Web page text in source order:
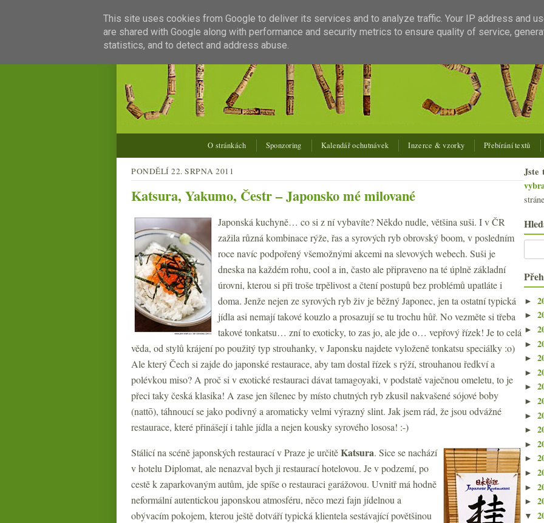
O stránkách Sponzoring Kalendář ochutnávek Inzerce & vzorky Přebírání textů
PONDĚLÍ 22. SRPNA 2011
Katsura, Yakumo, Čestr – Japonsko mé milované
Japonská kuchyně… co si z ní vybavíte? Někdo nudle, většina suši. I v ČR
zažila různá kombinace rýže, řas a syrových ryb obrovský boom, v posledním
roce navíc podpořený všemožnými akcemi na slevových webech. Suši je
dneska na každém rohu, cool a in, často ale připraveno na té úplně základní
úrovni, kterou si při troše trpělivost a čtení postupů bez problémů upatláte i
doma. Jenže nejen ze syrových ryb živ je běžný Japonec, jen ta ostatní typická
jídla asi nemají takové kouzlo a prosazují se tu trochu hůř. No vezměte si třeba
takové tonkatsu… zní to exoticky, to zas jo, ale jde o… vepřový řízek! Je to celá
věda, od stylů krájení po použitý typ strouhanky, v Japonsku najdete vyloženě tonkatsu speciálky :o)
Ale který Čech si zajde do japonské restaurace, aby tam dostal řízek s rýží, strouhanou ředkví a
polévkou miso? A proč si v exotické restauraci dávat tamagoyaki, v podstatě vaječnou omeletu, to je
přeci taky česká klasika! A zase jen šílenec by místo chutných ryb zkusil nakvašené sójové boby
(nattō), táhnoucí se jako podivný a aromaticky velmi výrazný slint. Jak jsem rád, že jsou odvážné
restaurace, které přinášejí i tahle jídla a nejen kousky syrového lososa! :-)
Stálicí na scéně japonských restaurací v Praze je určitěKatsura. Sice se nachází
v hotelu Diplomat, ale nenazval bych ji restaurací hotelovou. Je v podzemí, po
cestě k zaparkovaným autům, jde spíše o restauraci garážovou. Uvnitř má hodně
neformální autentickou japonskou atmosféru, něco mezi fajn jídelnou a
obývacím pokojem, kterou ještě dotváří typická klientela sestávající povětšinou
Jste
►
►
►
►
►
►
►
►
►
►
►
►
►
►
►
▼
This site uses cookies from Google to deliver its services and to analyze traffic. Your IP address and
are shared with Google along with performance and security metrics to ensure quality of service,
statistics, and to detect and address abuse.